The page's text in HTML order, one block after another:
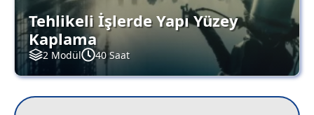
Tehlikeli İşlerde Yapı Yüzey
Kaplama
2 Modül 40 Saat